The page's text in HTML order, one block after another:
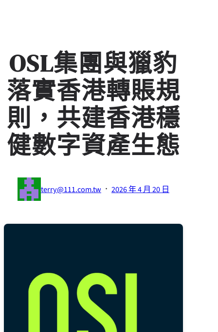
OSL集團與獵豹
落實香港轉賬規
則，共建香港穩
健數字資產生態
terry@111.com.tw · 2026 年 4 月 20 日